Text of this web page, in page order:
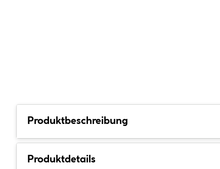
Produktbeschreibung
Produktdetails